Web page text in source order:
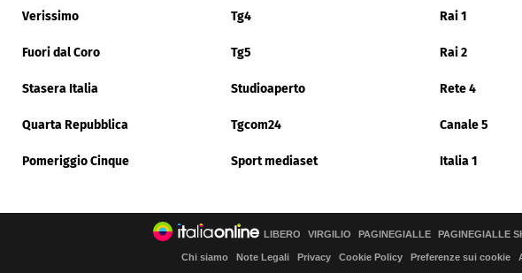
Verissimo Tg4 Rai 1
Fuori dal Coro Tg5 Rai 2
Stasera Italia Studioaperto Rete 4
Quarta Repubblica Tgcom24 Canale 5
Pomeriggio Cinque Sport mediaset Italia 1
LIBERO VIRGILIO PAGINEGIALLE PAGINEGIALLE
Chi siamo Note Legali Privacy Cookie Policy Preferenze sui cookie